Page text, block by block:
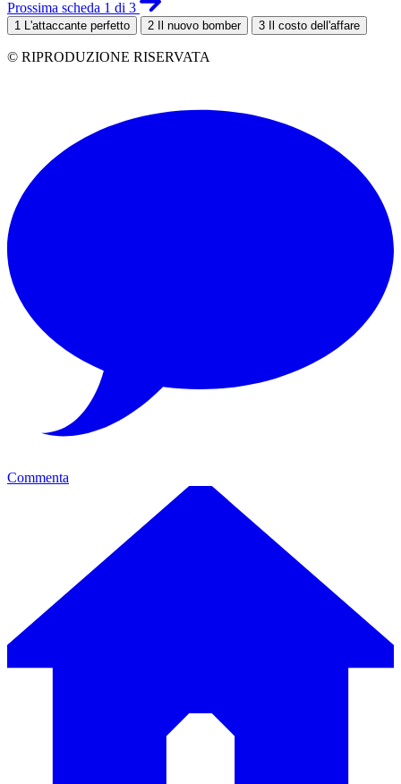
Prossima scheda 1 di 3
1 L'attaccante perfetto 2 Il nuovo bomber 3 Il costo dell'affare
© RIPRODUZIONE RISERVATA
Commenta